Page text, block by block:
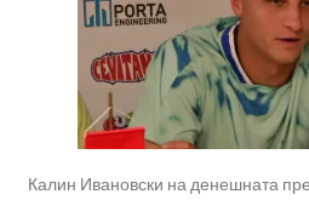
Калин Ивановски на денешната